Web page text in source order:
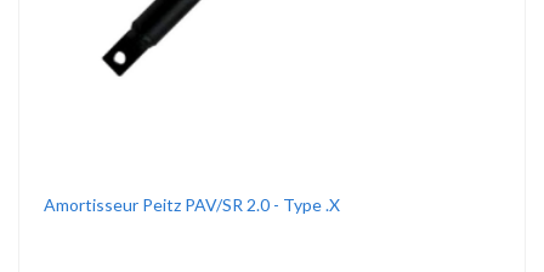
Amortisseur Peitz PAV/SR 2.0 - Type .X